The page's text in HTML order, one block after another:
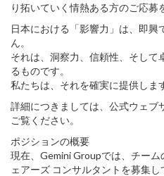
り拓いていく情熱ある方のご応募
日本における「影響力」は、即興
ん。
それは、洞察力、信頼性、そして
るものです。
私たちは、それを確実に提供しま
詳細につきましては、公式ウェブ
ご覧ください。
ポジションの概要
現在、Gemini Groupでは、チー
ェアーズ コンサルタントを募集し